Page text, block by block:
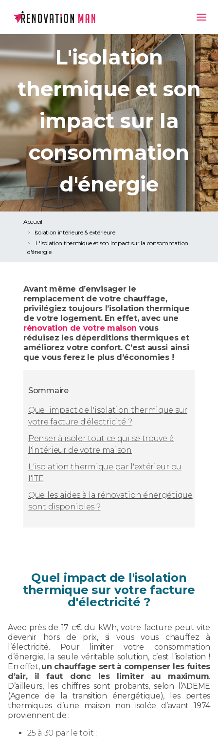
L'isolation
thermique et son
impact sur la
consommation
d'énergie
Accueil
Isolation intérieure & extérieure
L'isolation thermique et son impact sur la consommation
d'énergie
Avant même d’envisager le
remplacement de votre chauffage,
privilégiez toujours l’isolation thermique
de votre logement. En effet, avec une
rénovation de votre maison vous
réduisez les déperditions thermiques et
améliorez votre confort. C’est aussi ainsi
que vous ferez le plus d’économies !
Sommaire
Quel impact de l'isolation thermique sur
votre facture d'électricité ?
Penser à isoler tout ce qui se trouve à
l'intérieur de votre maison
L'isolation thermique par l'extérieur ou
l'ITE
Quelles aides à la rénovation énergétique
sont disponibles ?
Quel impact de l'isolation
thermique sur votre facture
d'électricité ?
Avec près de 17 c€ du kWh, votre facture peut vite
devenir hors de prix, si vous vous chauffez à
l’électricité. Pour limiter votre consommation
d’énergie, la seule véritable solution, c’est l’isolation !
En effet, un chauffage sert à compenser les fuites
d’air, il faut donc les limiter au maximum.
D’ailleurs, les chiffres sont probants, selon l’ADEME
(Agence de la transition énergétique), les pertes
thermiques d’une maison non isolée d’avant 1974
proviennent de :
25 à 30 par le toit ;